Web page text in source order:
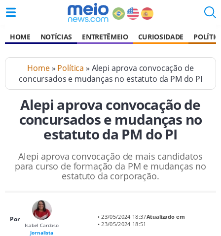
HOME NOTÍCIAS ENTRETÊMEIO CURIOSIDADE
Home» Política » Alepi aprova convocação de
concursados e mudanças no estatuto da PM do PI
Alepi aprova convocação de
concursados e mudanças no
estatuto da PM do PI
Alepi aprova convocação de mais candidatos
para curso de formação da PM e mudanças no
estatuto da corporação.
Por
Isabel Cardoso
Jornalista
• 23/05/2024 18:37Atualizado em
• 23/05/2024 18:51